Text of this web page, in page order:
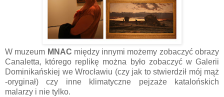
W muzeum MNAC między innymi możemy zobaczyć obrazy
Canaletta, którego replikę można było zobaczyć w Galerii
Dominikańskiej we Wrocławiu (czy jak to stwierdził mój mąż
-oryginał) czy inne klimatyczne pejzaże katalońskich
malarzy i nie tylko.